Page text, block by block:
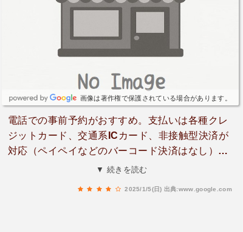
画像は著作権で保護されている場合があります。
電話での事前予約がおすすめ。支払いは各種クレ
ジットカード、交通系ICカード、非接触型決済が
対応（ペイペイなどのバーコード決済はなし）支
払いはセルフレジ形式。お薬も受付でもらえま
▼ 続きを読む
2025/1/5(日) 出典:www.google.com